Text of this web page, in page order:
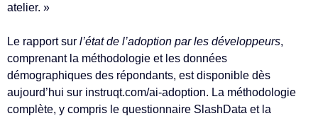
atelier. »
Le rapport sur l’état de l’adoption par les développeurs,
comprenant la méthodologie et les données
démographiques des répondants, est disponible dès
aujourd’hui sur instruqt.com/ai-adoption. La méthodologie
complète, y compris le questionnaire SlashData et la